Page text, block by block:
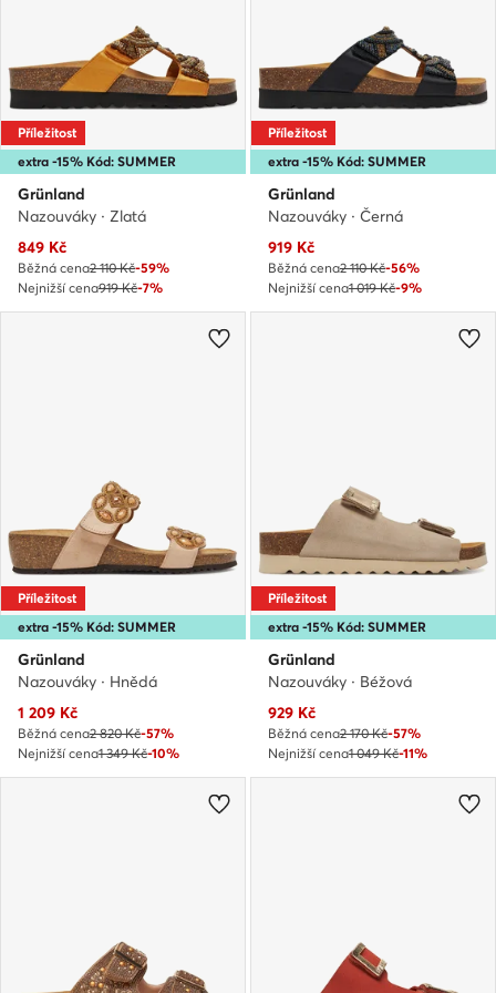
extra -15% Kód: SUMMER
Příležitost
Grünland
Nazouváky · Zlatá
Aktuální cena
849 Kč
Běžná cena2 110 Kč-59%
Nejnižší cena919 Kč-7%
extra -15% Kód: SUMMER
Příležitost
Grünland
Nazouváky · Černá
Aktuální cena
919 Kč
Běžná cena2 110 Kč-56%
Nejnižší cena1 019 Kč-9%
extra -15% Kód: SUMMER
Příležitost
Grünland
Nazouváky · Hnědá
Aktuální cena
1 209 Kč
Běžná cena2 820 Kč-57%
Nejnižší cena1 349 Kč-10%
extra -15% Kód: SUMMER
Příležitost
Grünland
Nazouváky · Béžová
Aktuální cena
929 Kč
Běžná cena2 170 Kč-57%
Nejnižší cena1 049 Kč-11%